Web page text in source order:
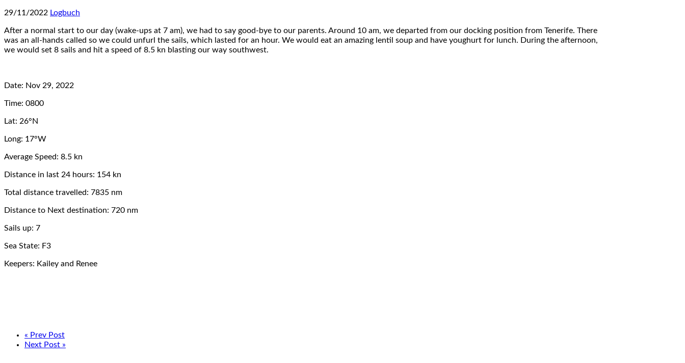
29/11/2022 Logbuch
After a normal start to our day (wake-ups at 7 am), we had to say good-bye to our parents. Around 10 am, we departed from our docking position from Tenerife. There
was an all-hands called so we could unfurl the sails, which lasted for an hour. We would eat an amazing lentil soup and have youghurt for lunch. During the afternoon,
we would set 8 sails and hit a speed of 8.5 kn blasting our way southwest.
Date: Nov 29, 2022
Time: 0800
Lat: 26°N
Long: 17°W
Average Speed: 8.5 kn
Distance in last 24 hours: 154 kn
Total distance travelled: 7835 nm
Distance to Next destination: 720 nm
Sails up: 7
Sea State: F3
Keepers: Kailey and Renee
« Prev Post
Next Post »